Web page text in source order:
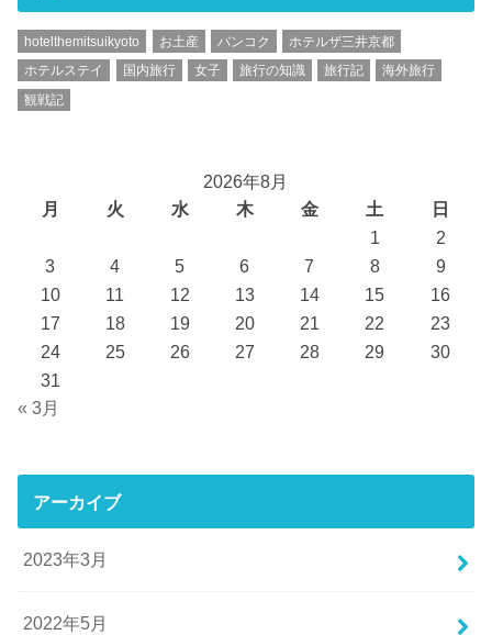
hotelthemitsuikyoto お土産 バンコク
ホテルザ三井京都
ホテルステイ
国内旅行 女子 旅行の知識 旅行記
海外旅行
観戦記
2026年8月
月
火 水 木 金 土
日
1
2
3
4 5 6 7 8
9
10
11 12 13 14 15
16
17
18 19 20 21 22
23
24
25 26 27 28 29
30
31
« 3月
アーカイブ
2023年3月
2022年5月